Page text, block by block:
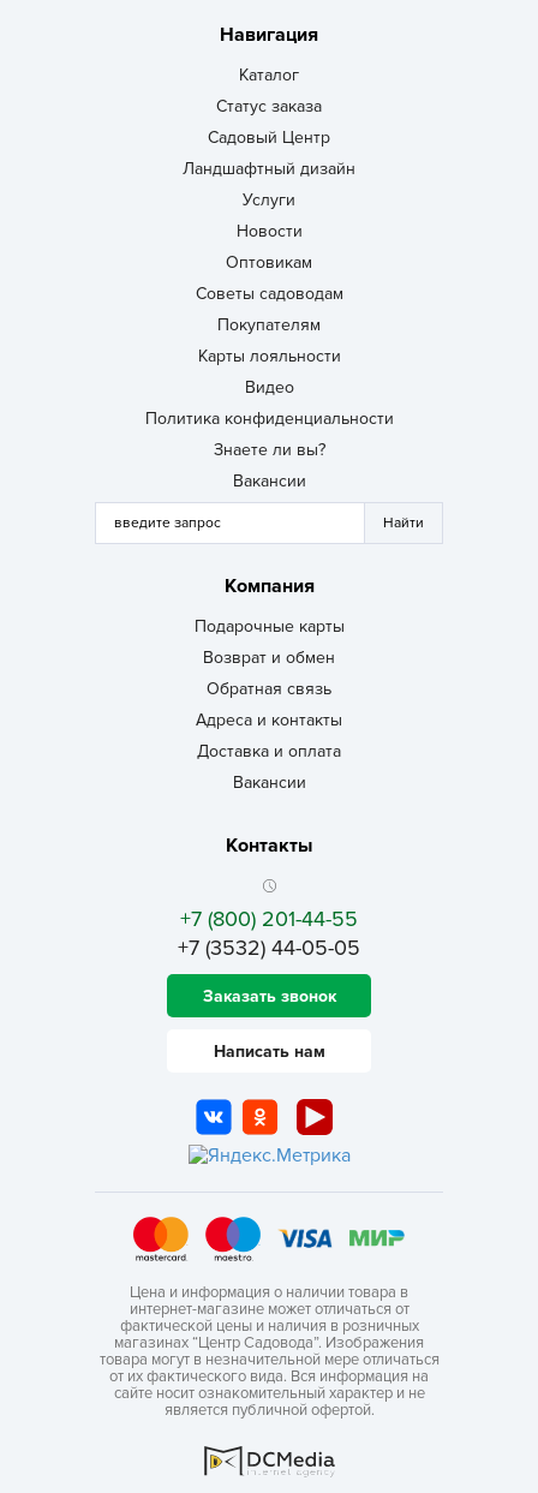
Навигация
Каталог
Статус заказа
Садовый Центр
Ландшафтный дизайн
Услуги
Новости
Оптовикам
Советы садоводам
Покупателям
Карты лояльности
Видео
Политика конфиденциальности
Знаете ли вы?
Вакансии
Компания
Подарочные карты
Возврат и обмен
Обратная связь
Адреса и контакты
Доставка и оплата
Вакансии
Контакты
+7 (800) 201-44-55
+7 (3532) 44-05-05
Заказать звонок
Написать нам
Цена и информация о наличии товара в
интернет-магазине может отличаться от
фактической цены и наличия в розничных
магазинах “Центр Садовода”. Изображения
товара могут в незначительной мере отличаться
от их фактического вида. Вся информация на
сайте носит ознакомительный характер и не
является публичной офертой.